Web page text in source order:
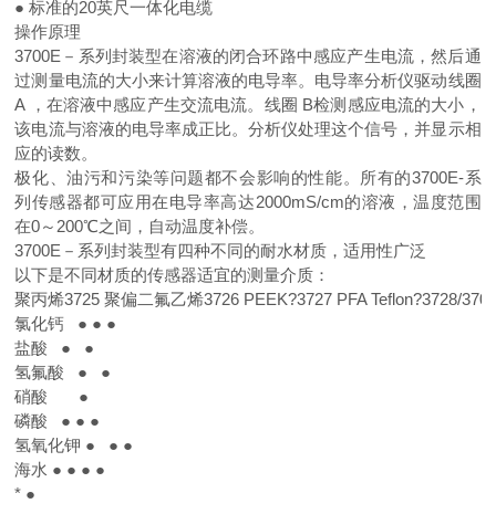
● 标准的20英尺一体化电缆
操作原理
3700E－系列封装型在溶液的闭合环路中感应产生电流，然后通
过测量电流的大小来计算溶液的电导率。电导率分析仪驱动线圈
A ，在溶液中感应产生交流电流。线圈 B检测感应电流的大小，
该电流与溶液的电导率成正比。分析仪处理这个信号，并显示相
应的读数。
极化、油污和污染等问题都不会影响的性能。所有的3700E-系
列传感器都可应用在电导率高达2000mS/cm的溶液，温度范围
在0～200℃之间，自动温度补偿。
3700E－系列封装型有四种不同的耐水材质，适用性广泛
以下是不同材质的传感器适宜的测量介质：
聚丙烯3725 聚偏二氟乙烯3726 PEEK?3727 PFA Teflon?3728/
氯化钙
● ● ●
盐酸
●
●
氢氟酸
●
●
硝酸
●
磷酸
● ● ●
氢氧化钾 ● ● ●
海水 ● ● ● ●
* ●